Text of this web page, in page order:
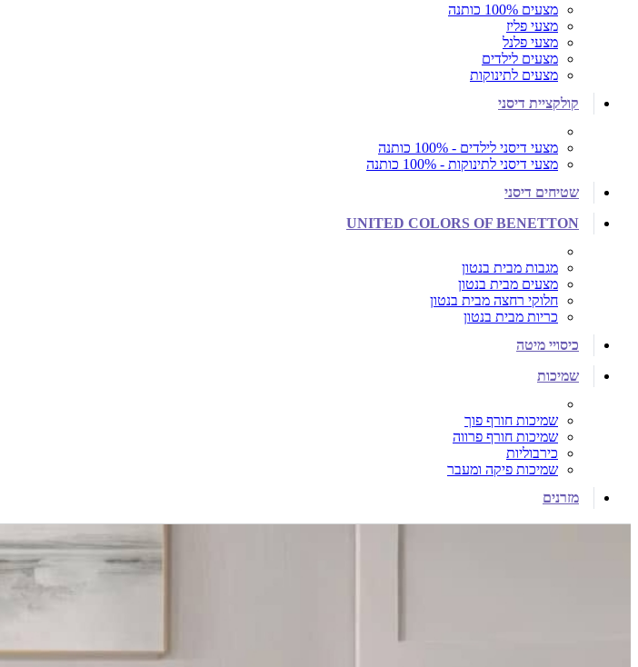
מצעים 100% כותנה
מצעי פליז
מצעי פלנל
מצעים לילדים
מצעים לתינוקות
קולקציית דיסני
מצעי דיסני לילדים - 100% כותנה
מצעי דיסני לתינוקות - 100% כותנה
שטיחים דיסני
UNITED COLORS OF BENETTON
מגבות מבית בנטון
מצעים מבית בנטון
חלוקי רחצה מבית בנטון
כריות מבית בנטון
כיסויי מיטה
שמיכות
שמיכות חורף פוך
שמיכות חורף פרווה
כירבוליות
שמיכות פיקה ומעבר
מזרנים